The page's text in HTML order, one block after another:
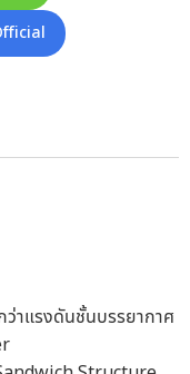
าแรงดันชั้นบรรยากาศ